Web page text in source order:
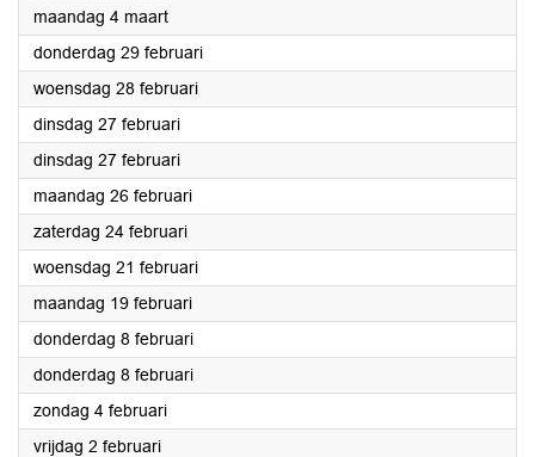
maandag 4 maart2024
donderdag 29 februari2024
woensdag 28 februari2024
dinsdag 27 februari2024
dinsdag 27 februari2024
maandag 26 februari2024
zaterdag 24 februari2024
woensdag 21 februari2024
maandag 19 februari2024
donderdag 8 februari2024
donderdag 8 februari2024
zondag 4 februari2024
vrijdag 2 februari2024